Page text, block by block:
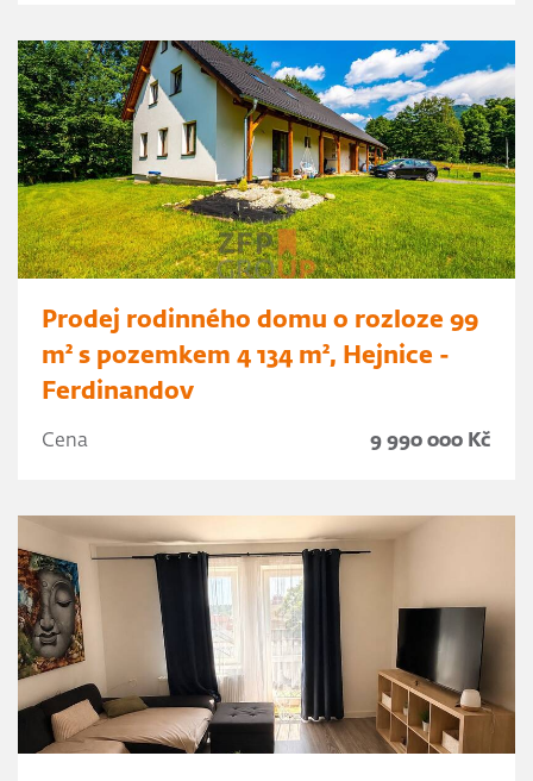
Prodej rodinného domu o rozloze 99
m² s pozemkem 4 134 m², Hejnice -
Ferdinandov
Cena 9 990 000 Kč